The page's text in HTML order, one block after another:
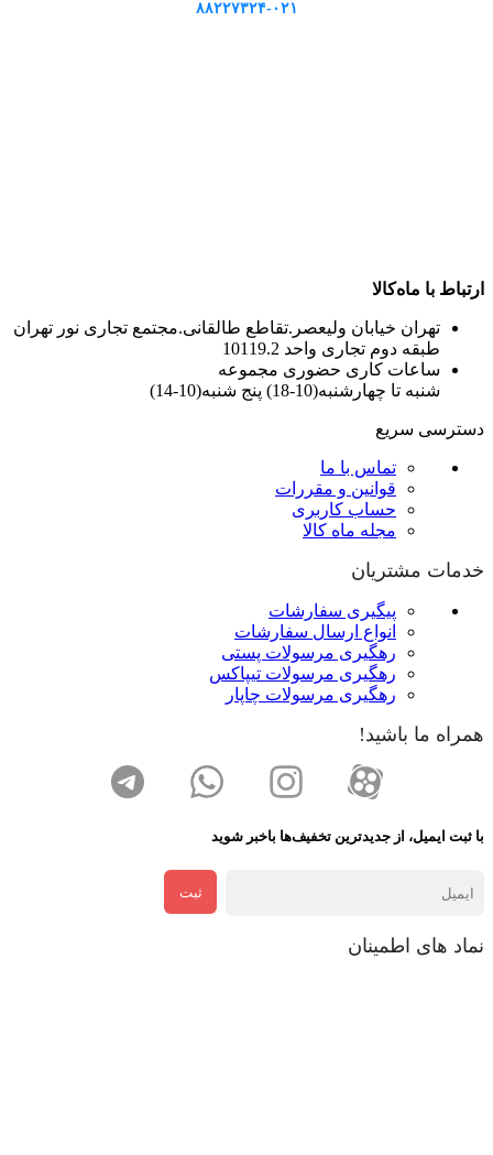
۸۸۲۲۷۳۲۴-۰۲۱
ارتباط با ماه‌کالا
تهران خیابان ولیعصر.تقاطع طالقانی.مجتمع تجاری نور تهران
طبقه دوم تجاری واحد 10119.2
ساعات کاری حضوری مجموعه
شنبه تا چهارشنبه(10-18) پنج شنبه(10-14)
دسترسی سریع
تماس با ما
قوانین و مقررات
حساب کاربری
مجله ماه کالا
خدمات مشتریان
پیگیری سفارشات
انواع ارسال سفارشات
رهگیری مرسولات پستی
رهگیری مرسولات تیپاکس
رهگیری مرسولات چاپار
همراه ما باشید!
با ثبت ایمیل، از جدید‌ترین تخفیف‌ها با‌خبر شوید
ثبت
نماد های اطمینان